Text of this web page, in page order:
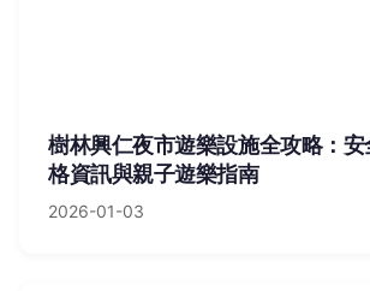
樹林興仁夜市遊樂設施全攻略：
格資訊與親子遊樂指南
2026-01-03